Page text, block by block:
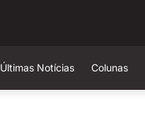
Últimas Notícias Colunas